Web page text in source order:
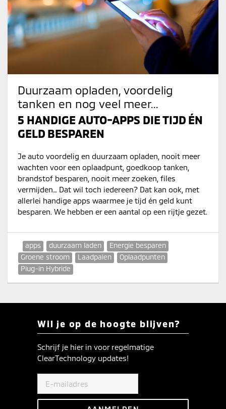
Duurzaam opladen, voordelig
tanken en nog veel meer...
5 HANDIGE AUTO-APPS DIE TIJD ÉN
GELD BESPAREN
Je auto voordelig en duurzaam opladen, nooit meer
wachten voor een oplaadpunt, goedkoop tanken,
brandstof besparen, nooit meer zoeken, files
vermijden… Dat wil toch iedereen? Dat kan ook, met
allerlei handige apps waarmee je tijd én geld kunt
besparen. We hebben er een aantal op een rijtje gezet.
apps duurzaam laden
Energie besparen
Groene stroom
Laadpalen
Oplaadpunten
Plug-in Hybride
Wil je op de hoogte blijven?
Schrijf je hier in voor regelmatige
ClearTechnology updates!